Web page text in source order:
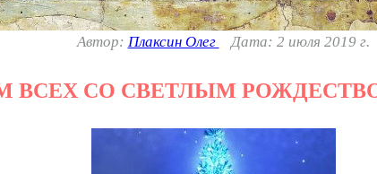
Автор: Плаксин Олег Дата: 2 июля 2019 г.
ВСЕХ СО СВЕТЛЫМ